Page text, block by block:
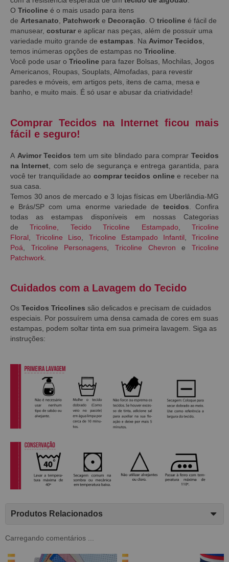
O Tricoline é o mais usado para itens
de Artesanato Patchwork e Decoração . O tricoline é fácil de
manusear, costurar e aplicar nas peças, além de possuir uma
variedade muito grande de estampas . Na Avimor Tecidos
temos inúmeras opções de estampas no Tricoline
Você pode usar o Tricoline para fazer Bolsas, Mochilas, Jogos
Americanos, Roupas, Souplats, Almofadas, para revestir
paredes e móveis, em artigos pets, itens de cama, mesa e
banho, e muito mais. É só usar e abusar da criatividade!
Comprar Tecidos na Internet ficou mais
fácil e seguro!
A Avimor Tecidos tem um site blindado para comprarTecidos
na Internet , com selo de segurança e entrega garantida, para
você ter tranquilidade ao comprar tecidos onlinee receber na
sua casa.
Temos 30 anos de mercado e 3 lojas físicas em Uberlândia-MG
e Brás/SP com uma enorme variedade de tecidos . Confira
todas as estampas disponíveis em nossas Categorias
deTricoline Tecido Tricoline Estampado ,Tricoline
Floral ,Tricoline Liso Tricoline Estampado Infantil ,Tricoline
Poá
Tricoline Personagens ,Tricoline Chevron eTricoline
Patchwork
Cuidados com a Lavagem do Tecido
Os Tecidos Tricolines são delicados e precisam de cuidados
especiais. Por possuírem uma densa camada de cores em suas
estampas, podem soltar tinta em sua primeira lavagem. Siga as
instruções:
Produtos Relacionados
Carregando comentários ...